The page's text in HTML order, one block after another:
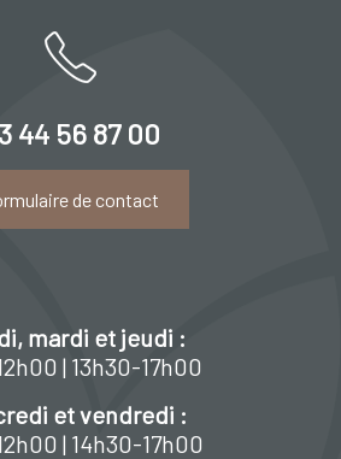
44 56 87 00
de contact
mardi et jeudi :
| 13h30-17h00
et vendredi :
| 14h30-17h00